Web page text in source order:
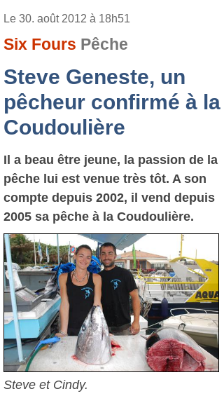
Le 30. août 2012 à 18h51
Six Fours Pêche
Steve Geneste, un
pêcheur confirmé à la
Coudoulière
Il a beau être jeune, la passion de la
pêche lui est venue très tôt. A son
compte depuis 2002, il vend depuis
2005 sa pêche à la Coudoulière.
Steve et Cindy.